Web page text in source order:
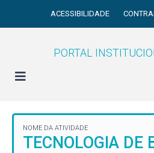
ACESSIBILIDADE
PORTAL
NOME DA ATIVIDADE
TECNOLOGIA DE